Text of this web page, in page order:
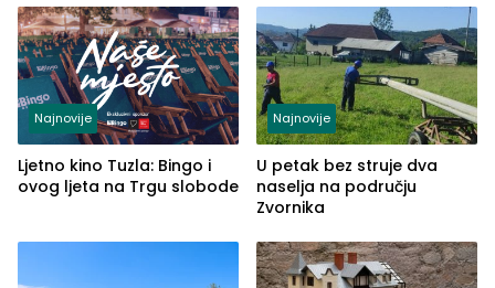
(FOTO)
Najnovije
Ljetno kino Tuzla: Bingo i
ovog ljeta na Trgu slobode
Najnovije
U petak bez struje dva
naselja na području
Zvornika